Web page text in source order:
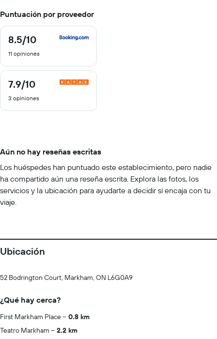
Puntuación por proveedor
8.5/10
8.5
10
11 opiniones
7.9/10
7.9
10
3 opiniones
Aún no hay reseñas escritas
Los huéspedes han puntuado este establecimiento, pero nadie
ha compartido aún una reseña escrita. Explora las fotos, los
servicios y la ubicación para ayudarte a decidir si encaja con tu
viaje.
Ubicación
52 Bodrington Court, Markham, ON L6G0A9
¿Qué hay cerca?
First Markham Place
0.8 km
Teatro Markham
2.2 km